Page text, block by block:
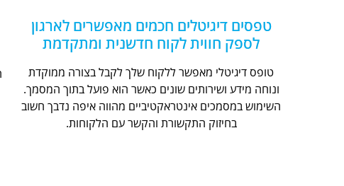
טפסים דיגיטלים חכמים מאפשרים לארגון
לספק חווית לקוח חדשנית ומתקדמת
טופס דיגיטלי מאפשר ללקוח שלך לקבל בצורה ממוקדת
ונוחה מידע ושירותים שונים כאשר הוא פועל בתוך המסמך.
השימוש במסמכים אינטראקטיביים מהווה איפה נדבך חשוב
בחיזוק התקשורת והקשר עם הלקוחות.